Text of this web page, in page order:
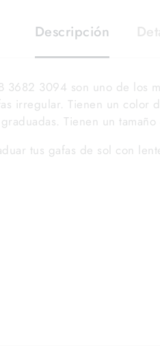
Descripción
3682 3094 son uno de los
irregular. Tienen un color
Tienen un
tus gafas de sol con